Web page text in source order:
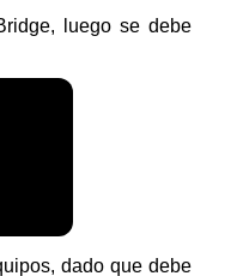
luego se debe